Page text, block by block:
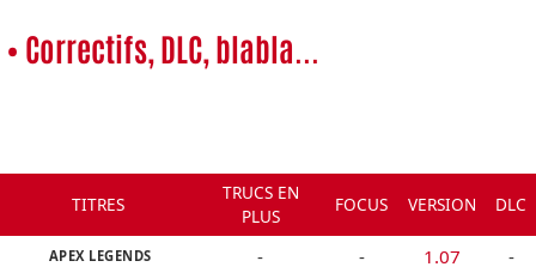
• Correctifs, DLC, blabla...
TITRES
TRUCS EN
PLUS
FOCUS VERSION DLC
APEX LEGENDS - - 1.07 -